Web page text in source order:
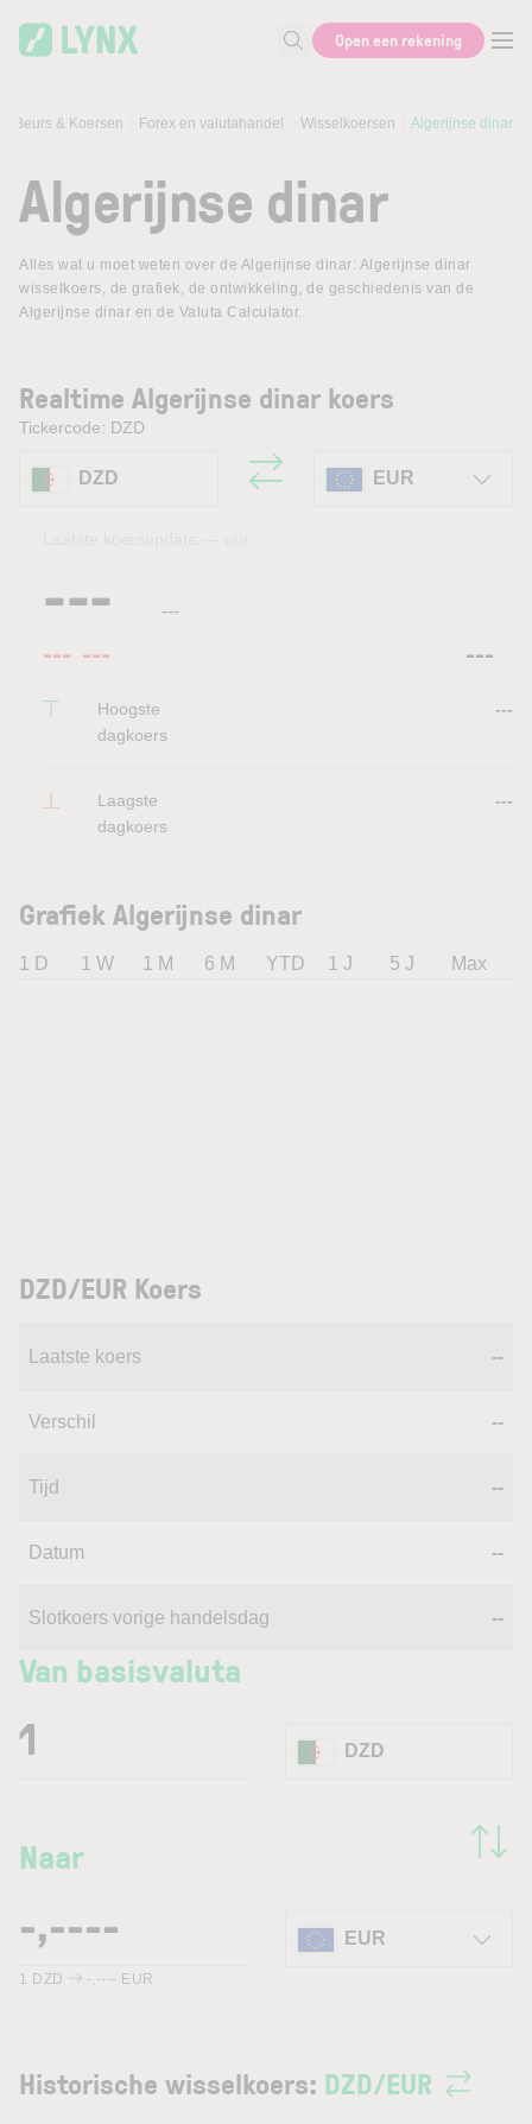
Zoek naar informatie
Open een rekening
Beurs & Koersen Forex en valutahandel Wisselkoersen Algerijnse dinar
Algerijnse dinar
Alles wat u moet weten over de Algerijnse dinar: Algerijnse dinar
wisselkoers, de grafiek, de ontwikkeling, de geschiedenis van de
Algerijnse dinar en de Valuta Calculator.
Realtime Algerijnse dinar koers
Tickercode: DZD
DZD EUR
--- ---
--- --- ---
Hoogste
dagkoers
---
Laagste
dagkoers
---
Grafiek Algerijnse dinar
1 D 1 W 1 M 6 M YTD 1 J 5 J Max
DZD/EUR Koers
Laatste koers --
Verschil --
Tijd --
Datum --
Slotkoers vorige handelsdag --
Van basisvaluta
Naar
DZD
EUR
1 DZD -,---- EUR
Historische wisselkoers: DZD/EUR